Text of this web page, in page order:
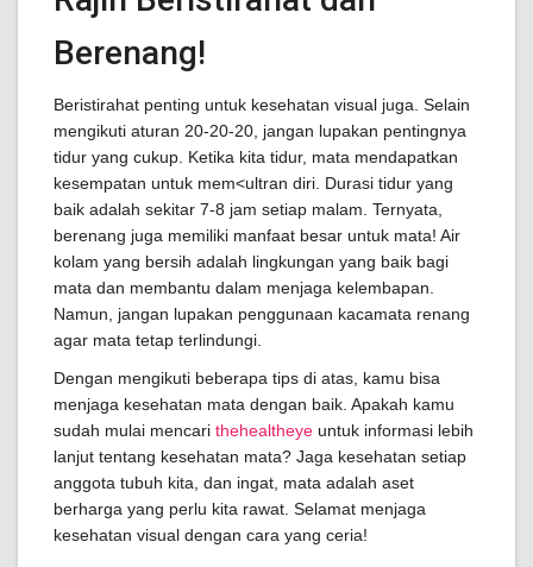
Berenang!
Beristirahat penting untuk kesehatan visual juga. Selain
mengikuti aturan 20-20-20, jangan lupakan pentingnya
tidur yang cukup. Ketika kita tidur, mata mendapatkan
kesempatan untuk mem<ultran diri. Durasi tidur yang
baik adalah sekitar 7-8 jam setiap malam. Ternyata,
berenang juga memiliki manfaat besar untuk mata! Air
kolam yang bersih adalah lingkungan yang baik bagi
mata dan membantu dalam menjaga kelembapan.
Namun, jangan lupakan penggunaan kacamata renang
agar mata tetap terlindungi.
Dengan mengikuti beberapa tips di atas, kamu bisa
menjaga kesehatan mata dengan baik. Apakah kamu
sudah mulai mencari thehealtheye untuk informasi lebih
lanjut tentang kesehatan mata? Jaga kesehatan setiap
anggota tubuh kita, dan ingat, mata adalah aset
berharga yang perlu kita rawat. Selamat menjaga
kesehatan visual dengan cara yang ceria!